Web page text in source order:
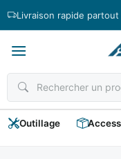
Livraison rapide
Outillage